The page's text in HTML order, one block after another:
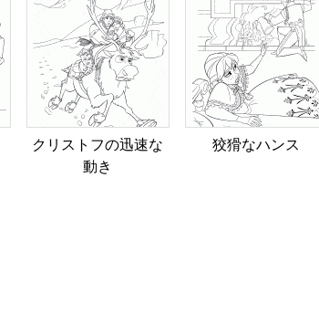
クリストフの迅速な
動き
狡猾なハンス